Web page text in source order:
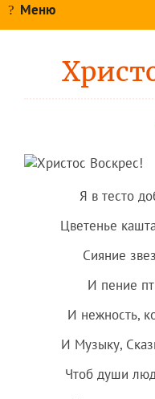
Меню
Я в тесто
Цветенье
Сияние
И пение
И нежность,
И Музыку,
Чтоб души